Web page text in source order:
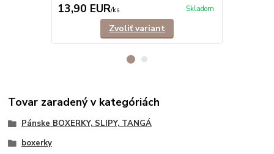
13,90 EUR/ks Skladom
Zvoliť variant
Tovar zaradený v kategóriách
Pánske BOXERKY, SLIPY, TANGÁ
boxerky